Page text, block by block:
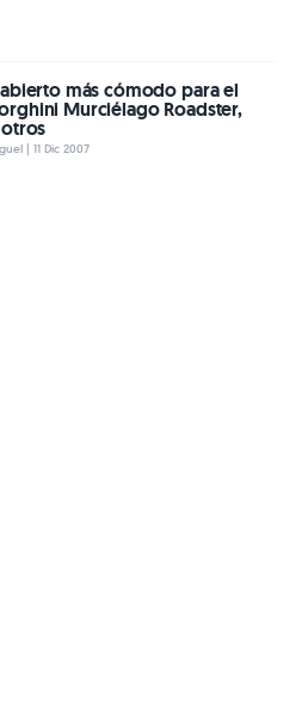
más cómodo para el
Murciélago Roadster,
| 11 Dic 2007